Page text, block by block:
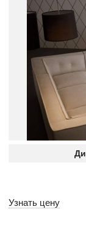
Узнать цену